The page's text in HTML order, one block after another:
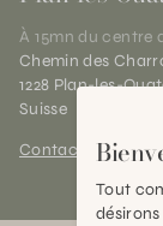
À 15mn du centre
Chemin des
1228 Plan-les-
Suisse
Contact et
Tout